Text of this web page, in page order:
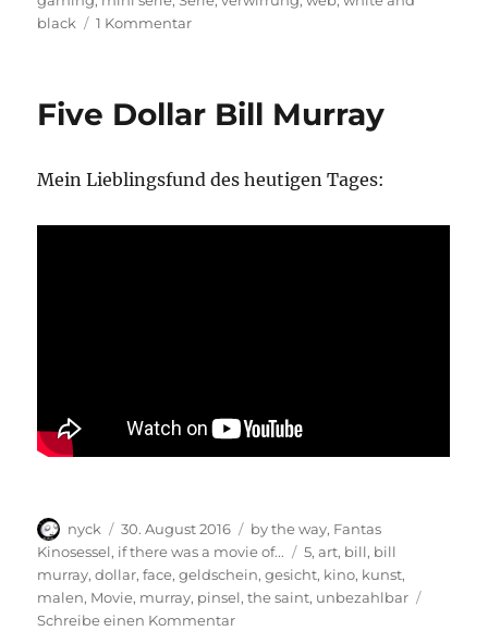
black
1 Kommentarzu
Five Dollar Bill Murray
Mein Lieblingsfund des heutigen Tages:
Autor
nyck
Veröffentlicht
am
30. August 2016 Kategorien
by the way, Fantas
Kinosessel, if there was a movie of... Schlagwörter
5,art, bill, bill
murray,dollar,face,geldschein,gesicht, kino, kunst,
malen, Movie, murray, pinsel,the saint, unbezahlbar
Schreibe einen Kommentarzu